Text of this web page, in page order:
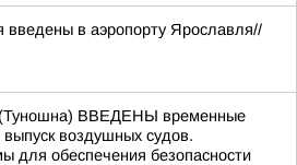
введены в аэропорту Ярославля//
ВВЕДЕНЫ временные
воздушных судов.
для обеспечения безопасности